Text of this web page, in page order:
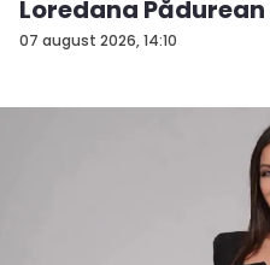
07 august 2026, 14:10
Loredana